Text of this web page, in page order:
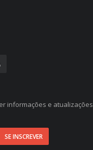
informações e atualizações